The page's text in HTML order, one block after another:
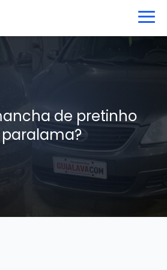
de pretinho